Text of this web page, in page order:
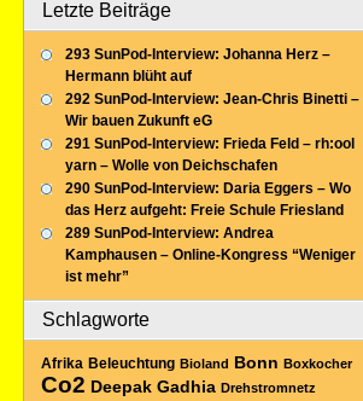
Letzte Beiträge
293 SunPod-Interview: Johanna Herz –
Hermann blüht auf
292 SunPod-Interview: Jean-Chris Binetti –
Wir bauen Zukunft eG
291 SunPod-Interview: Frieda Feld – rh:ool
yarn – Wolle von Deichschafen
290 SunPod-Interview: Daria Eggers – Wo
das Herz aufgeht: Freie Schule Friesland
289 SunPod-Interview: Andrea
Kamphausen – Online-Kongress “Weniger
ist mehr”
Schlagworte
Afrika Beleuchtung Bioland Bonn Boxkocher
Co2 Deepak Gadhia Drehstromnetz